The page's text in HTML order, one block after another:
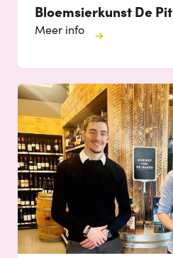
Bloemsierkunst De Pit
Meer info